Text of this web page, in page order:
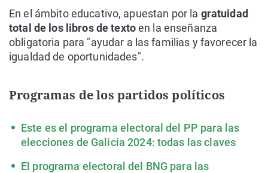
En el ámbito educativo, apuestan por la gratuidad
total de los libros de textoen la enseñanza
obligatoria para "ayudar a las familias y favorecer la
igualdad de oportunidades".
Programas de los partidos políticos
Este es el programa electoral del PP para las
elecciones de Galicia 2024: todas las claves
El programa electoral del BNG para las